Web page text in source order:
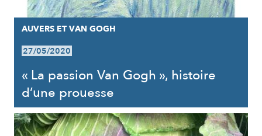
AUVERS ET VAN GOGH
27/05/2020
« La passion Van Gogh », histoire
d’une prouesse